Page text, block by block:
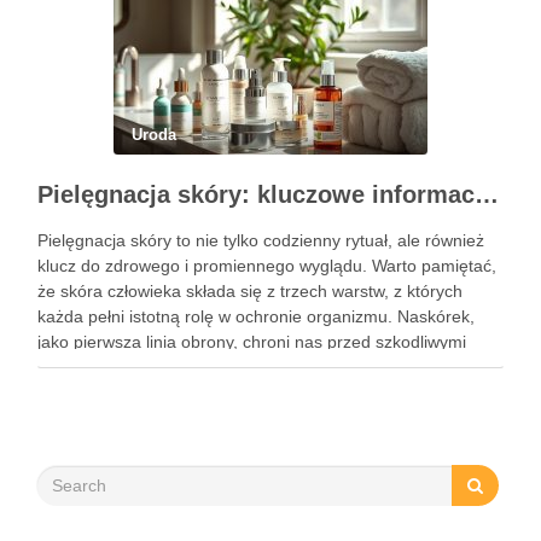
Uroda
Pielęgnacja skóry: kluczowe informacje i skuteczne metody
Pielęgnacja skóry to nie tylko codzienny rytuał, ale również
klucz do zdrowego i promiennego wyglądu. Warto pamiętać,
że skóra człowieka składa się z trzech warstw, z których
każda pełni istotną rolę w ochronie organizmu. Naskórek,
jako pierwsza linia obrony, chroni nas przed szkodliwymi
czynnikami zewnętrznymi, a nawilżająca skóra właściwa,